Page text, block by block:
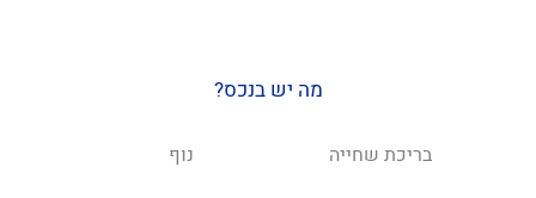
מה יש בנכס?
בריכת שחייה נוף